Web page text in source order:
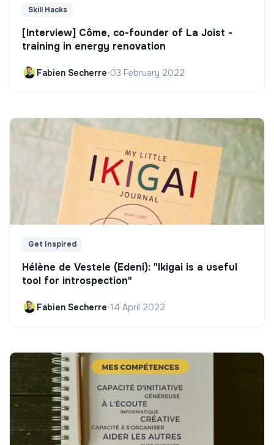
Skill Hacks
[Interview] Côme, co-founder of La Joist -
training in energy renovation
Fabien Secherre•03 February 2022
Get Inspired
Hélène de Vestele (Edeni): "Ikigai is a useful
tool for introspection"
Fabien Secherre•14 April 2022